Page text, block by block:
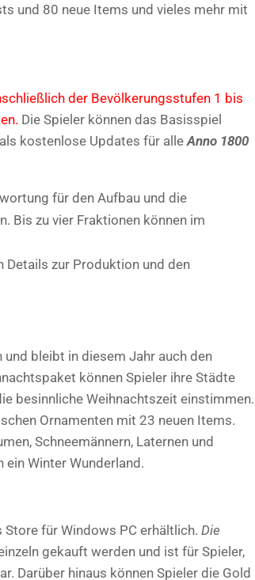
und 80 neue Items und vieles mehr mit
der Bevölkerungsstufen 1 bis
Die Spieler können das Basisspiel
kostenlose Updates für alleAnno 1800
für den Aufbau und die
Bis zu vier Fraktionen können im
Details zur Produktion und den
bleibt in diesem Jahr auch den
können Spieler ihre Städte
besinnliche Weihnachtszeit einstimmen.
Ornamenten mit 23 neuen Items.
Schneemännern, Laternen und
Winter Wunderland.
für Windows PC erhältlich. Die
gekauft werden und ist für Spieler,
Darüber hinaus können Spieler die Gold